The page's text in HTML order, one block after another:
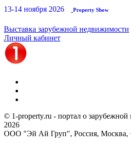
13-14 ноября 2026 Property Show
Выставка зарубежной недвижимости
Личный кабинет
© 1-property.ru - портал о
2026
ООО "Эй Ай Груп", Россия, Москва,